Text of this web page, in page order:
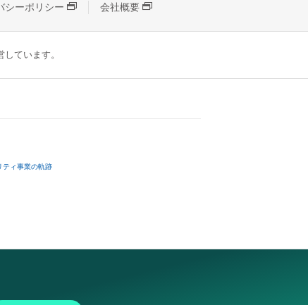
シーポリシー 会社概要
ています。
ティ事業の軌跡